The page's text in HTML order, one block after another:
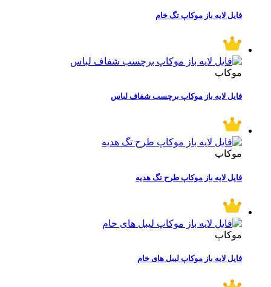
فایل لایه باز موکاپ تگ خام
موکاپ
فایل لایه باز موکاپ برچسب شفاف لباس
موکاپ
فایل لایه باز موکاپ طرح تگ هدیه
موکاپ
فایل لایه باز موکاپ لیبل های خام